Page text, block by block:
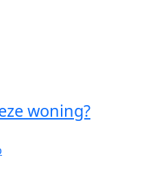
woning?